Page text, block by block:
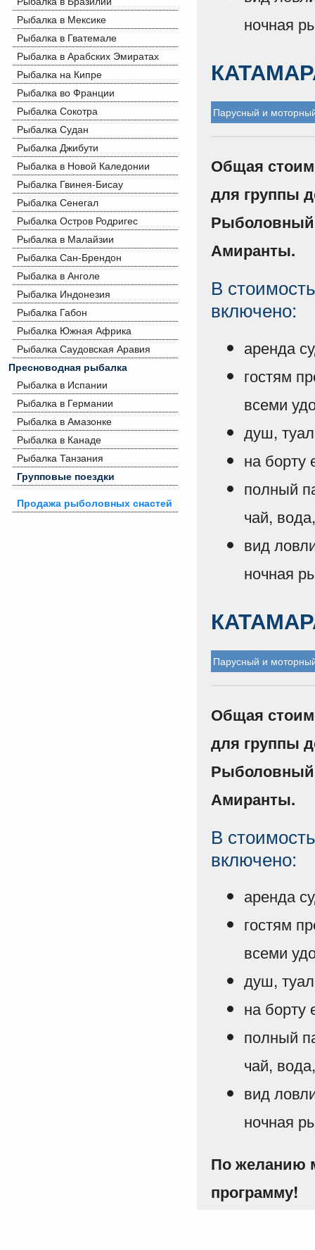
Рыбалка в Мексике
Рыбалка в Гватемале
Рыбалка в Арабских Эмиратах
Рыбалка на Кипре
Рыбалка во Франции
Рыбалка Сокотра
Рыбалка Судан
Рыбалка Джибути
Рыбалка в Новой Каледонии
Рыбалка Гвинея-Бисау
Рыбалка Сенегал
Рыбалка Остров Родригес
Рыбалка в Малайзии
Рыбалка Сан-Брендон
Рыбалка в Анголе
Рыбалка Индонезия
Рыбалка Габон
Рыбалка Южная Африка
Рыбалка Саудовская Аравия
Пресноводная рыбалка
Рыбалка в Испании
Рыбалка в Германии
Рыбалка в Амазонке
Рыбалка в Канаде
Рыбалка Танзания
Групповые поездки
Продажа рыболовных снастей
ночная
Парусный и
Общая
для группы
Рыболовный
Амиранты.
В
включено:
аренда
гостям
всеми
душ,
на борту
полный
чай,
вид
ночная
Парусный и
Общая
для группы
Рыболовный
Амиранты.
В
включено:
аренда
гостям
всеми
душ,
на борту
полный
чай,
вид
ночная
По желанию
программу!